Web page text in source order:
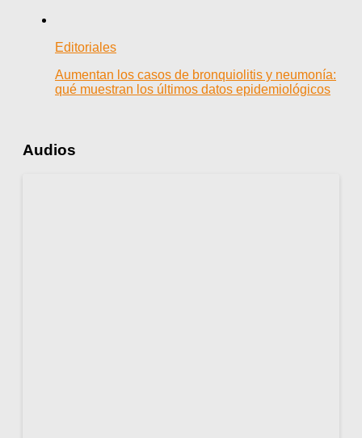
Editoriales
Aumentan los casos de bronquiolitis y neumonía:
qué muestran los últimos datos epidemiológicos
Audios